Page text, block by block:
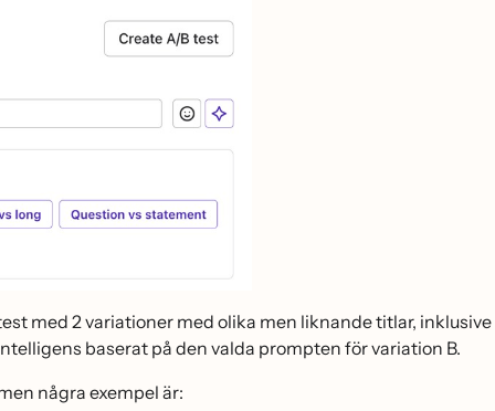
med 2 variationer med olika men liknande titlar, inklusive
baserat på den valda prompten för variation B.
några exempel är: